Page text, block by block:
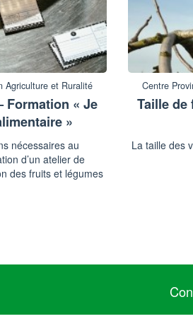
Agriculture et Ruralité
Formation « Je
»
nécessaires au
d’un atelier de
des fruits et légumes
Centre
Taille de
La taille des